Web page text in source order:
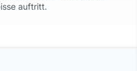
auftritt.